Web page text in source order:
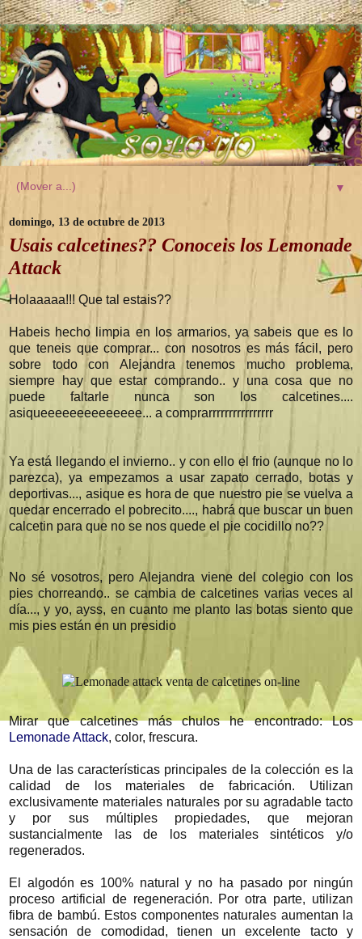
▼
domingo, 13 de octubre de 2013
Usais calcetines?? Conoceis los Lemonade
Attack
Holaaaaa!!! Que tal estais??
Habeis hecho limpia en los armarios, ya sabeis que es lo
que teneis que comprar... con nosotros es más fácil, pero
sobre todo con Alejandra tenemos mucho problema,
siempre hay que estar comprando.. y una cosa que no
puede faltarle nunca son los calcetines....
asiqueeeeeeeeeeeeee... a comprarrrrrrrrrrrrrrrr
Ya está llegando el invierno.. y con ello el frio (aunque no lo
parezca), ya empezamos a usar zapato cerrado, botas y
deportivas..., asique es hora de que nuestro pie se vuelva a
quedar encerrado el pobrecito...., habrá que buscar un buen
calcetin para que no se nos quede el pie cocidillo no??
No sé vosotros, pero Alejandra viene del colegio con los
pies chorreando.. se cambia de calcetines varias veces al
día..., y yo, ayss, en cuanto me planto las botas siento que
mis pies están en un presidio
Mirar que calcetines más chulos he encontrado: Los
Lemonade Attack, color, frescura.
Una de las características principales de la colección es la
calidad de los materiales de fabricación. Utilizan
exclusivamente materiales naturales por su agradable tacto
y por sus múltiples propiedades, que mejoran
sustancialmente las de los materiales sintéticos y/o
regenerados.
El algodón es 100% natural y no ha pasado por ningún
proceso artificial de regeneración. Por otra parte, utilizan
fibra de bambú. Estos componentes naturales aumentan la
sensación de comodidad, tienen un excelente tacto y